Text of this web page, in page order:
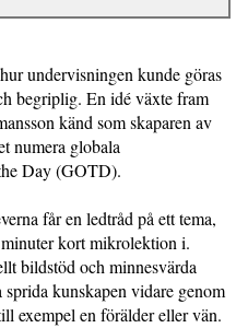
undervisningen kunde göras
begriplig. En idé växte fram
känd som skaparen av
numera globala
Day (GOTD).
får en ledtråd på ett tema,
kort mikrolektion i.
bildstöd och minnesvärda
kunskapen vidare genom
exempel en förälder eller vän.